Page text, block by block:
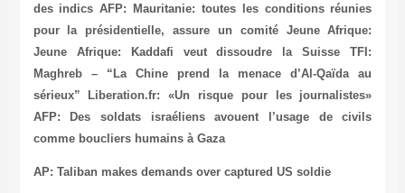
des indics AFP: Mauritanie: toutes les conditions réunies
pour la présidentielle, assure un comité Jeune Afrique:
Jeune Afrique: Kaddafi veut dissoudre la Suisse TFI:
Maghreb – “La Chine prend la menace d’Al-Qaïda au
sérieux”
Liberation.fr: «Un risque pour les journalistes»
AFP: Des soldats israéliens avouent l’usage de civils
comme boucliers humains à Gaza
AP: Taliban makes demands over captured US soldie